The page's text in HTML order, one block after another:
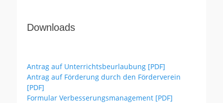
Downloads
Antrag auf Unterrichtsbeurlaubung [PDF]
Antrag auf Förderung durch den Förderverein
[PDF]
Formular Verbesserungsmanagement [PDF]